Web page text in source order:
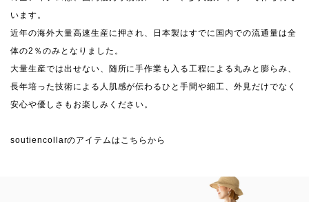
います。
近年の海外大量高速生産に押され、日本製はすでに国内での流通量は全
体の2％のみとなりました。
大量生産では出せない、随所に手作業も入る工程による丸みと膨らみ、
長年培った技術による人肌感が伝わるひと手間や細工、外見だけでなく
安心や優しさもお楽しみください。
soutiencollarのアイテムはこちらから